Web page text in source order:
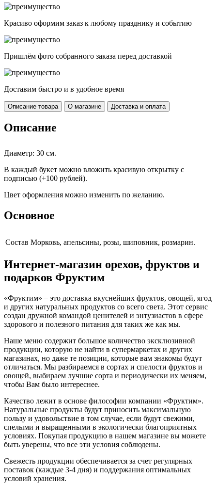
Красиво оформим заказ к любому празднику и событию
Пришлём фото собранного заказа перед доставкой
Доставим быстро и в удобное время
Описание товара О магазине Доставка и оплата
Описание
Диаметр: 30 см.
В каждый букет можно вложить красивую открытку с
подписью (+100 рублей).
Цвет оформления можно изменить по желанию.
Основное
Cостав Морковь, апельсины, розы, шиповник, розмарин.
Интернет-магазин орехов, фруктов и
подарков Фруктим
«Фруктим» – это доставка вкуснейших фруктов, овощей, ягод
и других натуральных продуктов со всего света. Этот сервис
создан дружной командой ценителей и энтузиастов в сфере
здорового и полезного питания для таких же как мы.
Наше меню содержит большое количество эксклюзивной
продукции, которую не найти в супермаркетах и других
магазинах, но даже те позиции, которые вам знакомы будут
отличаться. Мы разбираемся в сортах и спелости фруктов и
овощей, выбираем лучшие сорта и периодически их меняем,
чтобы Вам было интереснее.
Качество лежит в основе философии компании «Фруктим».
Натуральные продукты будут приносить максимальную
пользу и удовольствие в том случае, если будут свежими,
cпелыми и выращенными в экологически благоприятных
условиях. Покупая продукцию в нашем магазине вы можете
быть уверены, что все эти условия соблюдены.
Свежесть продукции обеспечивается за счет регулярных
поставок (каждые 3-4 дня) и поддержания оптимальных
условий хранения.